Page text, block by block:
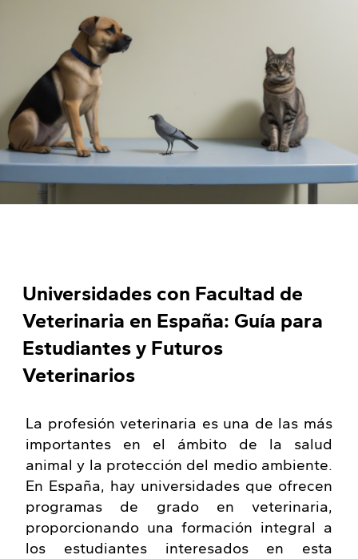
Universidades con Facultad de
Veterinaria en España: Guía para
Estudiantes y Futuros
Veterinarios
La profesión veterinaria es una de las más
importantes en el ámbito de la salud
animal y la protección del medio ambiente.
En España, hay universidades que ofrecen
programas de grado en veterinaria,
proporcionando una formación integral a
los estudiantes interesados en esta